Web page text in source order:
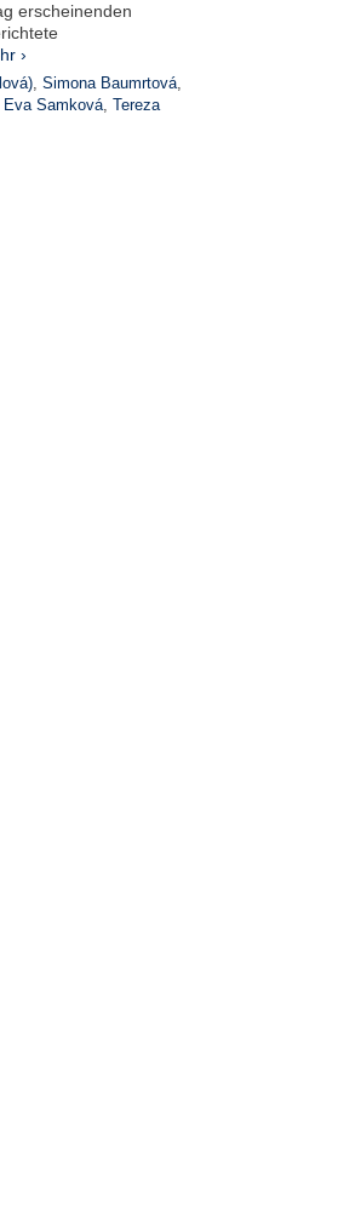
erscheinenden
›
, Simona Baumrtová,
Eva Samková,
Tereza